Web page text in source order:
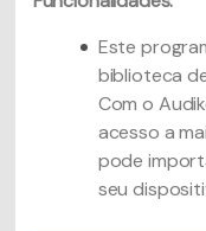
Este
biblioteca
Com o
acesso a
pode
seu